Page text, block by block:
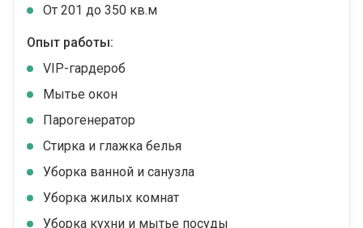
От 201 до 350 кв.м
Опыт работы:
VIP-гардероб
Мытье окон
Парогенератор
Стирка и глажка белья
Уборка ванной и санузла
Уборка жилых комнат
Уборка кухни и мытье посуды